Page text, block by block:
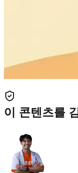
이 콘텐츠를